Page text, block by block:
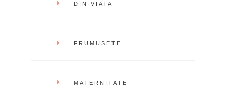
DIN VIATA
FRUMUSETE
MATERNITATE